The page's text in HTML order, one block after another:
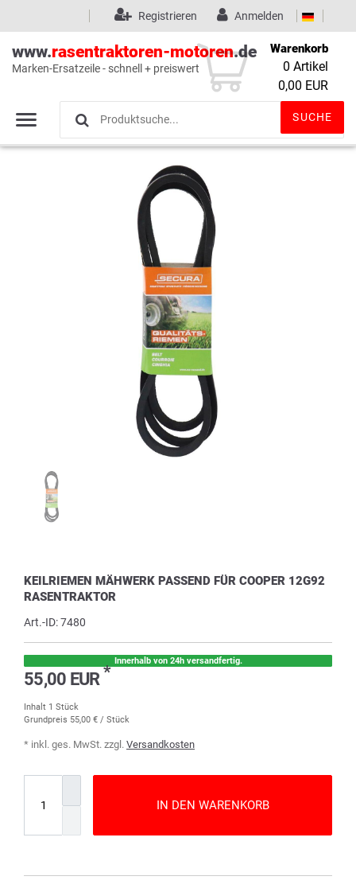
Wunschliste (0)
Anmelden
Registrieren
www.rasentraktoren-motoren.de
Marken-Ersatzeile - schnell + preiswert
SUCHE
Warenkorb
0 Artikel
0,00 EUR
KEILRIEMEN MÄHWERK PASSEND FÜR COOPER 12G92
RASENTRAKTOR
Art.-ID:7480
Innerhalb von 24h versandfertig.
55,00 EUR*
Inhalt 1 Stück
Grundpreis 55,00 € / Stück
* inkl. ges. MwSt. zzgl. Versandkosten
IN DEN WARENKORB